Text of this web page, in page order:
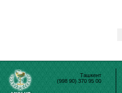
Ташкент
(998 90) 370 95 00